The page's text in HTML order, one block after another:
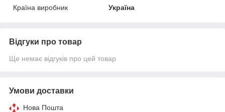
Країна виробник
Україна
Відгуки про товар
Ще немає відгуків про цей товар
Умови доставки
Нова Пошта